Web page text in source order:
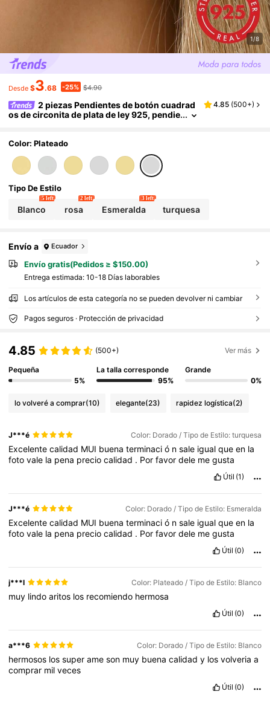
1/8
Desde $3.68 -25% $4.90
2 piezas Pendientes de botón cuadrad
os de circonita de plata de ley 925, pendie
diario de mujeres
4.85 (500+)
Color: Plateado
Tipo De Estilo
Blanco
5 left
rosa
2 left
Esmeralda
3 left
turquesa
Envío a Ecuador
Envío gratis(Pedidos ≥ $150.00)
Entrega estimada: 10-18 Días laborables
Los artículos de esta categoría no se pueden devolver ni cambiar
Pagos seguros · Protección de privacidad
4.85 (500+) Ver más
Pequeña
5%
La talla corresponde
95%
Grande
0%
lo volveré a comprar(10) elegante(23) rapidez logística(2)
J***é Color: Dorado / Tipo de Estilo: turquesa
Excelentecalidad MUI buenaterminació nsale igualqueen la
fotovale la pena preciocalidad . Porfavordele megusta
Útil (1)
J***é Color: Dorado / Tipo de Estilo: Esmeralda
Excelentecalidad MUI buenaterminació nsale igualqueen la
fotovale la pena preciocalidad . Porfavordele megusta
Útil (0)
j***l Color: Plateado / Tipo de Estilo: Blanco
muy lindoaritos los recomiendo hermosa
Útil (0)
a***6 Color: Dorado / Tipo de Estilo: Blanco
hermosos lossuperameson muy buenacalidady losvolveriaa
comprar milveces
Útil (0)